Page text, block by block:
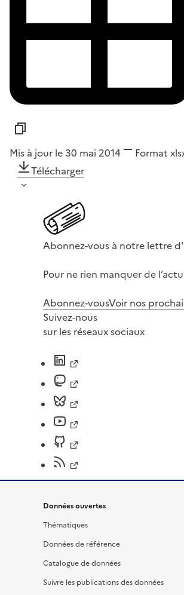
Mis à jour le 30 mai 2014 Format
Télécharger
Abonnez-vous à notre lettre
Pour ne rien manquer de
Abonnez-vousVoir nos
Suivez-nous
sur les réseaux sociaux
Données ouvertes
Thématiques
Données de référence
Catalogue de données
Suivre les publications des données